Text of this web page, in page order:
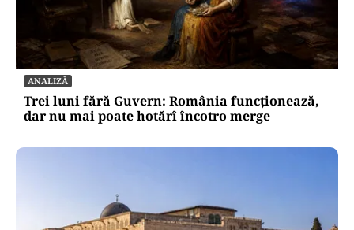
ANALIZĂ
Trei luni fără Guvern: România funcționează,
dar nu mai poate hotărî încotro merge